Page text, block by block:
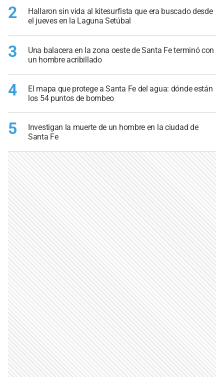
2
Hallaron sin vida al kitesurfista que era buscado desde
el jueves en la Laguna Setúbal
3
Una balacera en la zona oeste de Santa Fe terminó con
un hombre acribillado
4
El mapa que protege a Santa Fe del agua: dónde están
los 54 puntos de bombeo
5
Investigan la muerte de un hombre en la ciudad de
Santa Fe